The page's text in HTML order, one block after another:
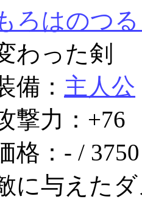
ろはのつ
わった剣
備： 主人公
撃力：+76
格：- / 3750
に与えた